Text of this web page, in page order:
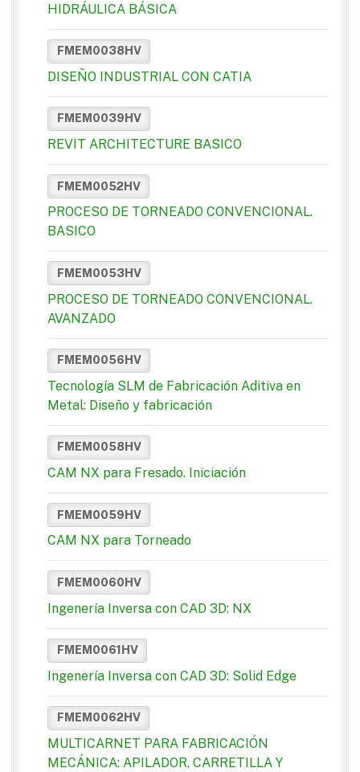
HIDRÁULICA BÁSICA
FMEM0038HV
DISEÑO INDUSTRIAL CON CATIA
FMEM0039HV
REVIT ARCHITECTURE BASICO
FMEM0052HV
PROCESO DE TORNEADO CONVENCIONAL.
BASICO
FMEM0053HV
PROCESO DE TORNEADO CONVENCIONAL.
AVANZADO
FMEM0056HV
Tecnología SLM de Fabricación Aditiva en
Metal: Diseño y fabricación
FMEM0058HV
CAM NX para Fresado. Iniciación
FMEM0059HV
CAM NX para Torneado
FMEM0060HV
Ingenería Inversa con CAD 3D: NX
FMEM0061HV
Ingenería Inversa con CAD 3D: Solid Edge
FMEM0062HV
MULTICARNET PARA FABRICACIÓN
MECÁNICA: APILADOR, CARRETILLA Y